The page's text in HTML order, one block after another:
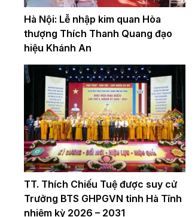
Hà Nội: Lễ nhập kim quan Hòa
thượng Thích Thanh Quang đạo
hiệu Khánh An
TT. Thích Chiếu Tuệ được suy cử
Trưởng BTS GHPGVN tỉnh Hà Tĩnh
nhiệm kỳ 2026 – 2031